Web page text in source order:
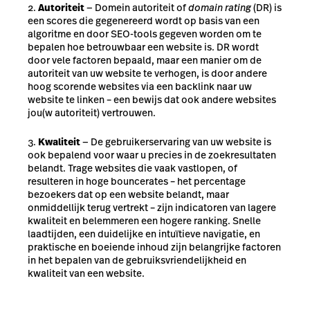
Autoriteit— Domein autoriteit ofdomain rating(DR) is
een scores die gegenereerd wordt op basis van een
algoritme en door SEO-tools gegeven worden om te
bepalen hoe betrouwbaar een website is. DR wordt
door vele factoren bepaald, maar een manier om de
autoriteit van uw website te verhogen, is door andere
hoog scorende websites via een backlink naar uw
website te linken – een bewijs dat ook andere websites
jou(w autoriteit) vertrouwen.
Kwaliteit— De gebruikerservaring van uw website is
ook bepalend voor waar u precies in de zoekresultaten
belandt. Trage websites die vaak vastlopen, of
resulteren in hoge bouncerates – het percentage
bezoekers dat op een website belandt, maar
onmiddellijk terug vertrekt – zijn indicatoren van lagere
kwaliteit en belemmeren een hogere ranking. Snelle
laadtijden, een duidelijke en intuïtieve navigatie, en
praktische en boeiende inhoud zijn belangrijke factoren
in het bepalen van de gebruiksvriendelijkheid en
kwaliteit van een website.